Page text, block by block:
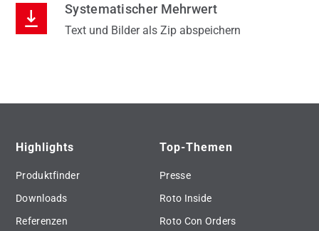
Systematischer Mehrwert
Text und Bilder als Zip abspeichern
Highlights
Produktfinder
Downloads
Referenzen
Top-Themen
Presse
Roto Inside
Roto Con Orders